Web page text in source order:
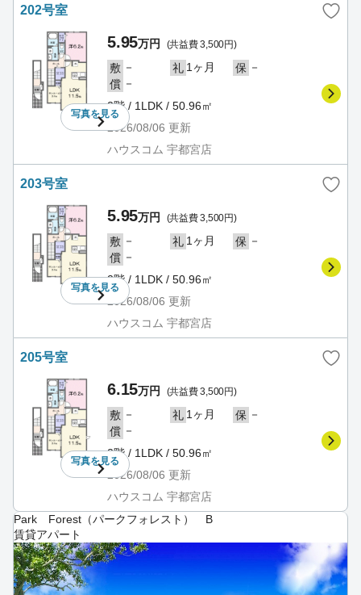
202号室
写真を見る
5.95万円 (共益費 3,500円)
敷 － 礼 1ヶ月 保 －
償 －
2階 / 1LDK / 50.96㎡
2026/08/06 更新
ハウスコム 宇都宮店
203号室
写真を見る
5.95万円 (共益費 3,500円)
敷 － 礼 1ヶ月 保 －
償 －
2階 / 1LDK / 50.96㎡
2026/08/06 更新
ハウスコム 宇都宮店
205号室
写真を見る
6.15万円 (共益費 3,500円)
敷 － 礼 1ヶ月 保 －
償 －
2階 / 1LDK / 50.96㎡
2026/08/06 更新
ハウスコム 宇都宮店
Park Forest（パークフォレスト） B
賃貸アパート